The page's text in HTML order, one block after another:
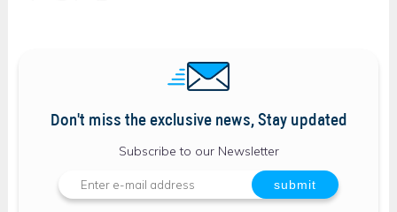
Don't miss the exclusive news, Stay updated
Subscribe to our Newsletter